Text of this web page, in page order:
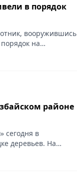
в порядок
вооружившись
на
гражданскую
районе
сегодня в
деревьев. На
курганов